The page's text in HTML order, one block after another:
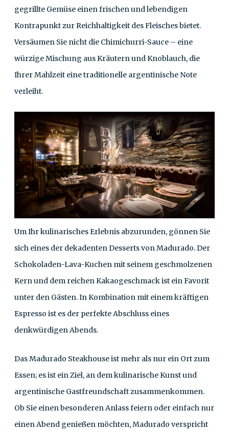
gegrillte Gemüse einen frischen und lebendigen
Kontrapunkt zur Reichhaltigkeit des Fleisches bietet.
Versäumen Sie nicht die Chimichurri-Sauce – eine
würzige Mischung aus Kräutern und Knoblauch, die
Ihrer Mahlzeit eine traditionelle argentinische Note
verleiht.
Um Ihr kulinarisches Erlebnis abzurunden, gönnen Sie
sich eines der dekadenten Desserts von Madurado. Der
Schokoladen-Lava-Kuchen mit seinem geschmolzenen
Kern und dem reichen Kakaogeschmack ist ein Favorit
unter den Gästen. In Kombination mit einem kräftigen
Espresso ist es der perfekte Abschluss eines
denkwürdigen Abends.
Das Madurado Steakhouse ist mehr als nur ein Ort zum
Essen; es ist ein Ziel, an dem kulinarische Kunst und
argentinische Gastfreundschaft zusammenkommen.
Ob Sie einen besonderen Anlass feiern oder einfach nur
einen Abend genießen möchten, Madurado verspricht